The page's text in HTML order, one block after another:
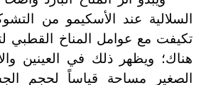
السلالية عند الأسكيمو من
تكيفت مع عوامل المناخ القطبي
هناك؛ ويظهر ذلك في العينين
الصغير مساحة قياساً لحجم